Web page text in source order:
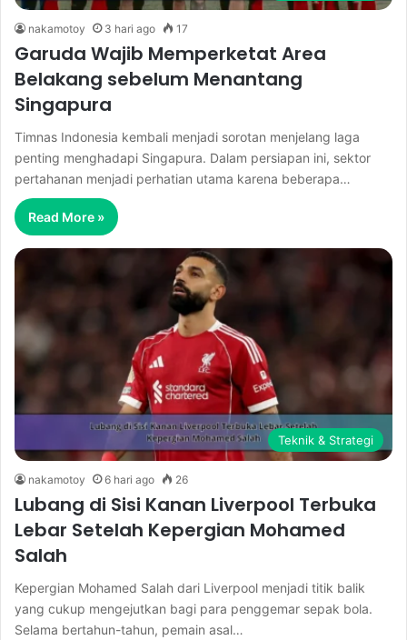
nakamotoy 3 hari ago 17
Garuda Wajib Memperketat Area
Belakang sebelum Menantang
Singapura
Timnas Indonesia kembali menjadi sorotan menjelang laga
penting menghadapi Singapura. Dalam persiapan ini, sektor
pertahanan menjadi perhatian utama karena beberapa…
Read More »
Teknik & Strategi
nakamotoy 6 hari ago 26
Lubang di Sisi Kanan Liverpool Terbuka
Lebar Setelah Kepergian Mohamed
Salah
Kepergian Mohamed Salah dari Liverpool menjadi titik balik
yang cukup mengejutkan bagi para penggemar sepak bola.
Selama bertahun-tahun, pemain asal…